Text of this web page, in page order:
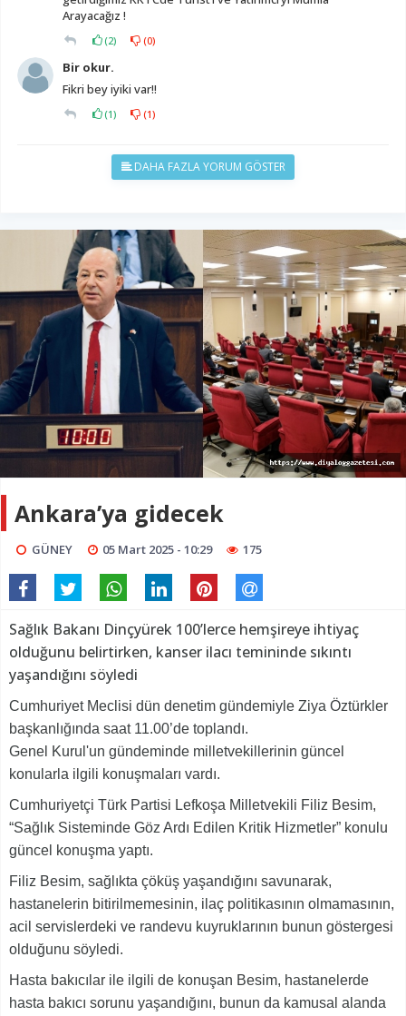
Arayacağız !
(2) (0)
Bir okur.
Fikri bey iyiki var!!
(1) (1)
DAHA FAZLA YORUM GÖSTER
Ankara’ya gidecek
GÜNEY 05 Mart 2025 - 10:29 175
Sağlık Bakanı Dinçyürek 100’lerce hemşireye ihtiyaç
olduğunu belirtirken, kanser ilacı temininde sıkıntı
yaşandığını söyledi
Cumhuriyet Meclisi dün denetim gündemiyle Ziya Öztürkler
başkanlığında saat 11.00’de toplandı.
Genel Kurul'un gündeminde milletvekillerinin güncel
konularla ilgili konuşmaları vardı.
Cumhuriyetçi Türk Partisi Lefkoşa Milletvekili Filiz Besim,
“Sağlık Sisteminde Göz Ardı Edilen Kritik Hizmetler” konulu
güncel konuşma yaptı.
Filiz Besim, sağlıkta çöküş yaşandığını savunarak,
hastanelerin bitirilmemesinin, ilaç politikasının olmamasının,
acil servislerdeki ve randevu kuyruklarının bunun göstergesi
olduğunu söyledi.
Hasta bakıcılar ile ilgili de konuşan Besim, hastanelerde
hasta bakıcı sorunu yaşandığını, bunun da kamusal alanda